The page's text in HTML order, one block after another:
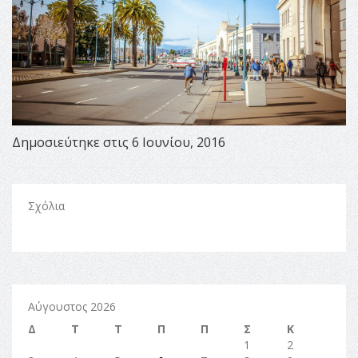
Δημοσιεύτηκε στις 6 Ιουνίου, 2016
Σχόλια
Αύγουστος 2026
Δ
Τ Τ Π Π Σ
Κ
1
2